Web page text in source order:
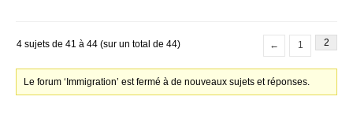
4 sujets de 41 à 44 (sur un total de 44) ← 1 2
Le forum ‘Immigration’ est fermé à de nouveaux sujets et réponses.